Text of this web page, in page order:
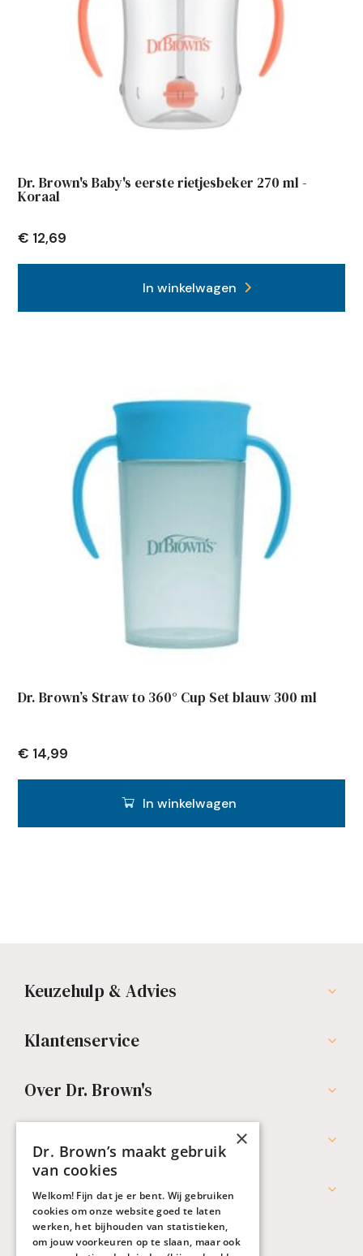
Dr. Brown's Baby's eerste rietjesbeker 270 ml -
Koraal
€ 12,69
In winkelwagen
Dr. Brown’s Straw to 360° Cup Set blauw 300 ml
€ 14,99
In winkelwagen
Keuzehulp & Advies
Klantenservice
Over Dr. Brown's
Werken bij Dr. Brown's
×
Dr. Brown’s maakt gebruik
van cookies
Welkom! Fijn dat je er bent. Wij gebruiken
cookies om onze website goed te laten
werken, het bijhouden van statistieken,
om jouw voorkeuren op te slaan, maar ook